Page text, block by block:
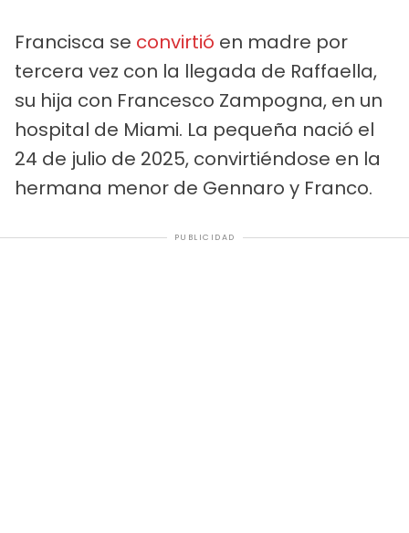
Francisca se convirtió en madre por
tercera vez con la llegada de Raffaella,
su hija con Francesco Zampogna, en un
hospital de Miami. La pequeña nació el
24 de julio de 2025, convirtiéndose en la
hermana menor de Gennaro y Franco.
PUBLICIDAD